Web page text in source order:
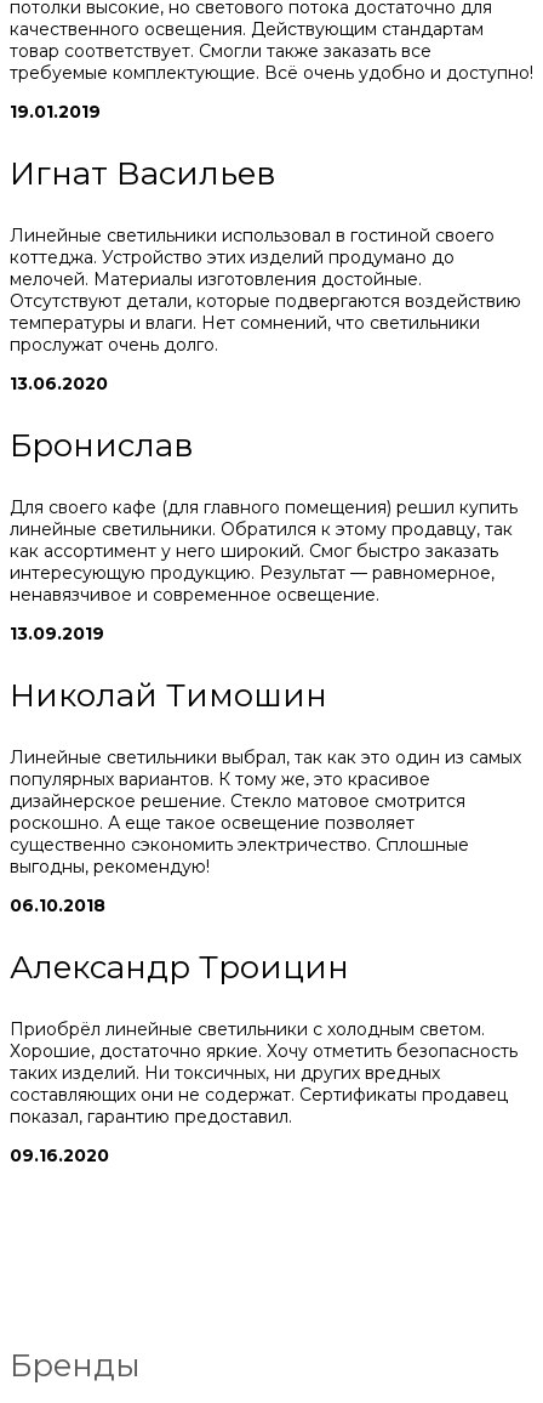
потолки высокие, но светового потока достаточно для
качественного освещения. Действующим стандартам
товар соответствует. Смогли также заказать все
требуемые комплектующие. Всё очень удобно и доступно!
19.01.2019
Игнат Васильев
Линейные светильники использовал в гостиной своего
коттеджа. Устройство этих изделий продумано до
мелочей. Материалы изготовления достойные.
Отсутствуют детали, которые подвергаются воздействию
температуры и влаги. Нет сомнений, что светильники
прослужат очень долго.
13.06.2020
Бронислав
Для своего кафе (для главного помещения) решил купить
линейные светильники. Обратился к этому продавцу, так
как ассортимент у него широкий. Смог быстро заказать
интересующую продукцию. Результат — равномерное,
ненавязчивое и современное освещение.
13.09.2019
Николай Тимошин
Линейные светильники выбрал, так как это один из самых
популярных вариантов. К тому же, это красивое
дизайнерское решение. Стекло матовое смотрится
роскошно. А еще такое освещение позволяет
существенно сэкономить электричество. Сплошные
выгодны, рекомендую!
06.10.2018
Александр Троицин
Приобрёл линейные светильники с холодным светом.
Хорошие, достаточно яркие. Хочу отметить безопасность
таких изделий. Ни токсичных, ни других вредных
составляющих они не содержат. Сертификаты продавец
показал, гарантию предоставил.
09.16.2020
Бренды